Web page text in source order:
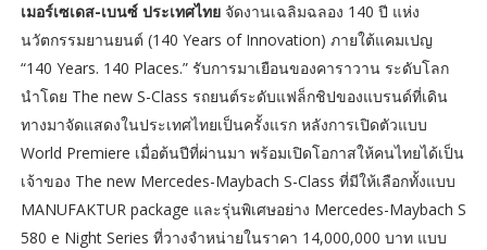
เมอร์เซเดส-เบนซ์ ประเทศไทยจัดงานเฉลิมฉลอง 140 ปี แห่ง
นวัตกรรมยานยนต์ (140 Years of Innovation) ภายใต้แคมเปญ
“140 Years. 140 Places.” รับการมาเยือนของคาราวาน ระดับโลก
นำโดย The new S-Class รถยนต์ระดับแฟล็กชิปของแบรนด์ที่เดิน
ทางมาจัดแสดงในประเทศไทยเป็นครั้งแรก หลังการเปิดตัวแบบ
World Premiere เมื่อต้นปีที่ผ่านมา พร้อมเปิดโอกาสให้คนไทยได้เป็น
เจ้าของ The new Mercedes-Maybach S-Class ที่มีให้เลือกทั้งแบบ
MANUFAKTUR package และรุ่นพิเศษอย่าง Mercedes-Maybach S
580 e Night Series ที่วางจำหน่ายในราคา 14,000,000 บาท แบบ